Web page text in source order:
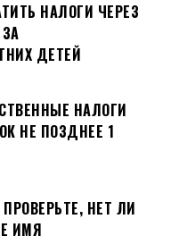
НАЛОГИ ЧЕРЕЗ
ДЕТЕЙ
НАЛОГИ
НЕ ПОЗДНЕЕ 1
НЕТ ЛИ
ИМЯ